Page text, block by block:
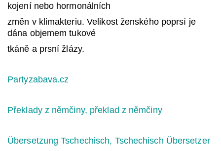
kojení nebo hormonálních
změn v klimakteriu. Velikost ženského poprsí je
dána objemem tukové
tkáně a prsní žlázy.
Partyzabava.cz
Překlady z němčiny, překlad z němčiny
Übersetzung Tschechisch, Tschechisch Übersetzer